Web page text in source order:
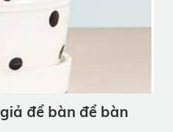
để bàn để bàn